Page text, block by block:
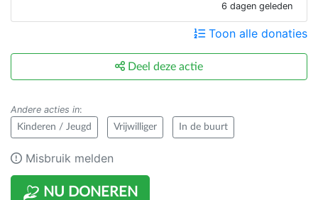
NU DONEREN
6 dagen geleden
Toon alle donaties
Deel deze actie
Andere acties in:
Kinderen / Jeugd Vrijwilliger In de buurt
Misbruik melden